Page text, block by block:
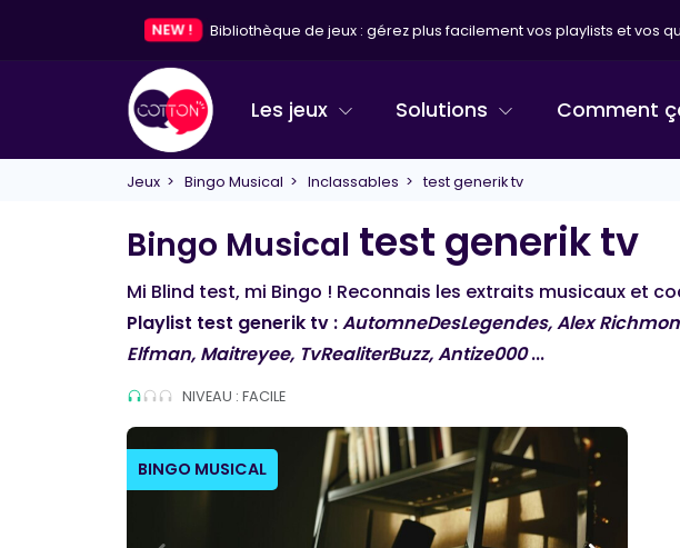
NEW ! Bibliothèque de jeux : gérez plus facilement vos playlists et vos
Les jeux Solutions Comment
Jeux > Bingo Musical > Inclassables > test generik tv
Bingo Musical test generik tv
Mi Blind test, mi Bingo ! Reconnais les extraits musicaux et
Playlist test generik tv :AutomneDesLegendes, Alex
Elfman, Maitreyee, TvRealiterBuzz, Antize000...
NIVEAU : FACILE
BINGO MUSICAL